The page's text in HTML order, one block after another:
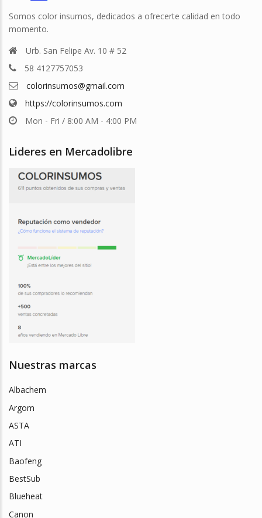
Somos color insumos, dedicados a ofrecerte calidad en todo
momento.
Urb. San Felipe Av. 10 # 52
58 4127757053
colorinsumos@gmail.com
https://colorinsumos.com
Mon - Fri / 8:00 AM - 4:00 PM
Lideres en Mercadolibre
Nuestras marcas
Albachem
Argom
ASTA
ATI
Baofeng
BestSub
Blueheat
Canon